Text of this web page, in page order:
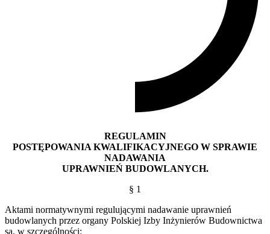
REGULAMIN
POSTĘPOWANIA KWALIFIKACYJNEGO W SPRAWIE
NADAWANIA
UPRAWNIEŃ BUDOWLANYCH.
§ 1
Aktami normatywnymi regulującymi nadawanie uprawnień
budowlanych przez organy Polskiej Izby Inżynierów Budownictwa
są, w szczególności: